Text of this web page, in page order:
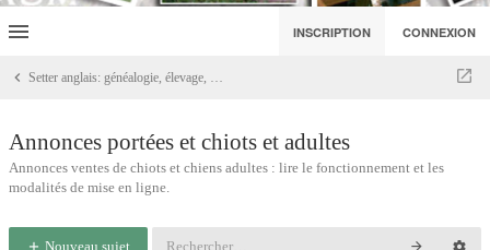
INSCRIPTION CONNEXION
Setter anglais: généalogie, élevage, portées
Annonces portées et chiots et adultes
Annonces ventes de chiots et chiens adultes : lire le fonctionnement et les
modalités de mise en ligne.
Nouveau sujet